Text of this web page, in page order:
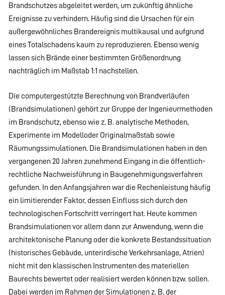
Brandschutzes abgeleitet werden, um zukünftig ähnliche
Ereignisse zu verhindern. Häufig sind die Ursachen für ein
außergewöhnliches Brandereignis multikausal und aufgrund
eines Totalschadens kaum zu reproduzieren. Ebenso wenig
lassen sich Brände einer bestimmten Größenordnung
nachträglich im Maßstab 1:1 nachstellen.
Die computergestützte Berechnung von Brandverläufen
(Brandsimulationen) gehört zur Gruppe der Ingenieurmethoden
im Brandschutz, ebenso wie z. B. analytische Methoden,
Experimente im Modelloder Originalmaßstab sowie
Räumungssimulationen. Die Brandsimulationen haben in den
vergangenen 20 Jahren zunehmend Eingang in die öffentlich-
rechtliche Nachweisführung in Baugenehmigungsverfahren
gefunden. In den Anfangsjahren war die Rechenleistung häufig
ein limitierender Faktor, dessen Einfluss sich durch den
technologischen Fortschritt verringert hat. Heute kommen
Brandsimulationen vor allem dann zur Anwendung, wenn die
architektonische Planung oder die konkrete Bestandssituation
(historisches Gebäude, unterirdische Verkehrsanlage, Atrien)
nicht mit den klassischen Instrumenten des materiellen
Baurechts bewertet oder realisiert werden können bzw. sollen.
Dabei werden im Rahmen der Simulationen z. B. der